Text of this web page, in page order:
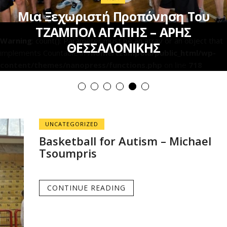
implements Countable in/home/tzampola/public_html/wp-
Μια Ξεχωριστή Προπόνηση Του
ΤΖΑΜΠΟΛ ΑΓΑΠΗΣ – ΑΡΗΣ
ΘΕΣΣΑΛΟΝΙΚΗΣ
UNCATEGORIZED
Basketball for Autism – Michael
Tsoumpris
CONTINUE READING